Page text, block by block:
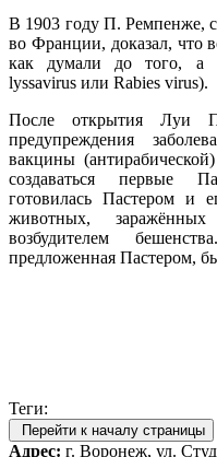
В 1903 году П. Ремпенже,
во Франции, доказал, что
как думали до того, а
lyssavirus или Rabies virus).
После открытия Луи
предупреждения
вакцины
создаваться первые
готовилась Пастером и
животных,
возбудителем
предложенная Пастером,
Теги:
Перейти к началу страницы
Адрес: г. Воронеж, ул.